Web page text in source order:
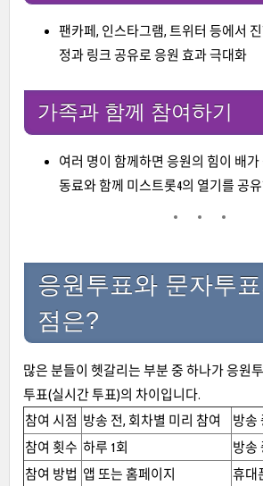
팬카페, 인스타그램, 트위터 등에서
정과 링크 공유로 응원 효과 극대화
가족과 함께 참여하기
여러 명이 함께하면 응원의 힘이 배가
동료와 함께 미스트롯4의 열기를 공
응원투표와 문자투표
점은?
많은 분들이 헷갈리는 부분 중 하나가 응원
투표(실시간 투표)의 차이입니다.
참여 시점 방송 전, 회차별 미리 참여
방송
참여 횟수 하루 1회
방송
참여 방법 앱 또는 홈페이지
휴대